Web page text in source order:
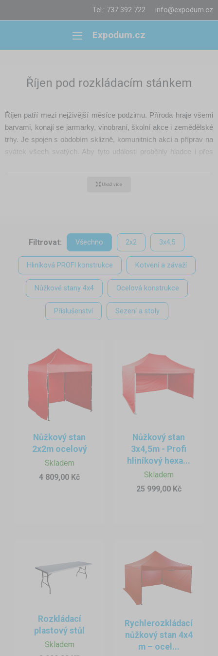
Tel.: 737 392 722 info@expodum.cz
Expodum.cz
Říjen pod rozkládacím stánkem
Říjen patří mezi nejživější měsíce podzimu. Příroda hraje všemi
barvami, konají se jarmarky, vinobraní, školní akce i zemědělské
trhy. Je spojen s obdobím sklizně, komunitních akcí a příprav na
svátek všech svatých. Aby tyto události proběhly hladce i přes
akce – odolají větru i dešti a poskytnou bezpečné zázemí
prodejcům i návštěvníkům.Hliníkové prodejní stánkyzase
ocení ti, kteří potřebují lehkou a snadno přenosnou konstrukci
vhodnou pro časté přesuny mezi akcemi.
Pod stanem tak mohou pohodlně prodávat:
místní pěstitelé ovoce a zeleniny,
výrobci sýrů, džemů a domácích produktů,
řemeslníci a květináři.
Ukaž více
Filtrovat: Všechno 2x2 3x4,5
Hliníková PROFI konstrukce Kotvení a závaží
Nůžkové stany 4x4 Ocelová konstrukce
Příslušenství Sezení a stoly
Nůžkový stan
2x2m ocelový
Skladem
4 809,00 Kč
Nůžkový stan
3x4,5m - Profi
hliníkový hexa...
Skladem
25 999,00 Kč
Rozkládací
plastový stůl
Skladem
Rychlerozkládací
nůžkový stan 4x4
m – ocel...